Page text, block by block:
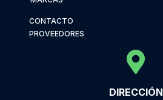
CONTACTO
PROVEEDORES
DIRECCIÓN